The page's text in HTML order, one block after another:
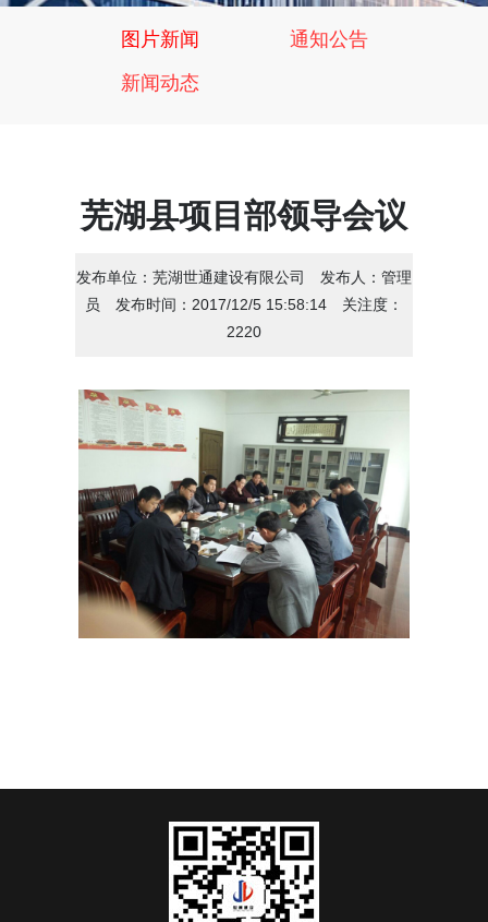
图片新闻
通知公告
新闻动态
芜湖县项目部领导会议
发布单位： 芜湖世通建设有限公司 发布人： 管理
员
发布时间： 2017/12/5 15:58:14
关注度：
2220